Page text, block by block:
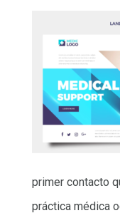
primer contacto
práctica médica